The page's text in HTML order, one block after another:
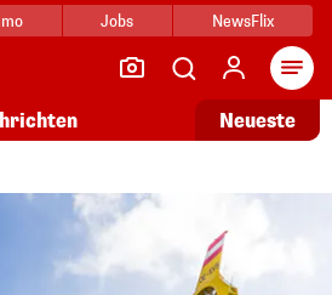
Jobs NewsFlix
Neueste